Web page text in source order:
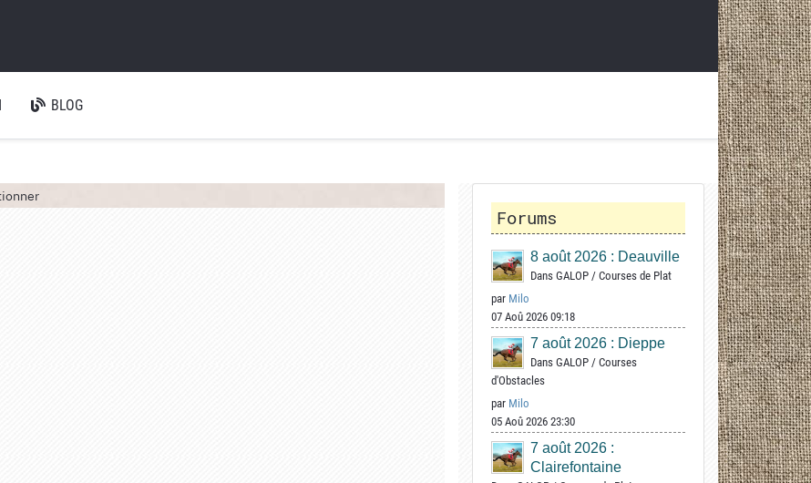
BLOG
Forums
8 août 2026 : Deauville
Dans GALOP / Courses de Plat
par Milo
07 Aoû 2026 09:18
7 août 2026 : Dieppe
Dans GALOP / Courses
d'Obstacles
par Milo
05 Aoû 2026 23:30
7 août 2026 :
Clairefontaine